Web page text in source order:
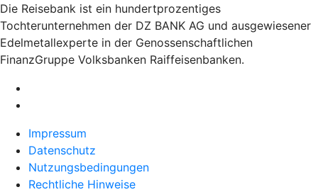
Die Reisebank ist ein hundertprozentiges
Tochterunternehmen der DZ BANK AG und ausgewiesener
Edelmetallexperte in der Genossenschaftlichen
FinanzGruppe Volksbanken Raiffeisenbanken.
Impressum
Datenschutz
Nutzungsbedingungen
Rechtliche Hinweise